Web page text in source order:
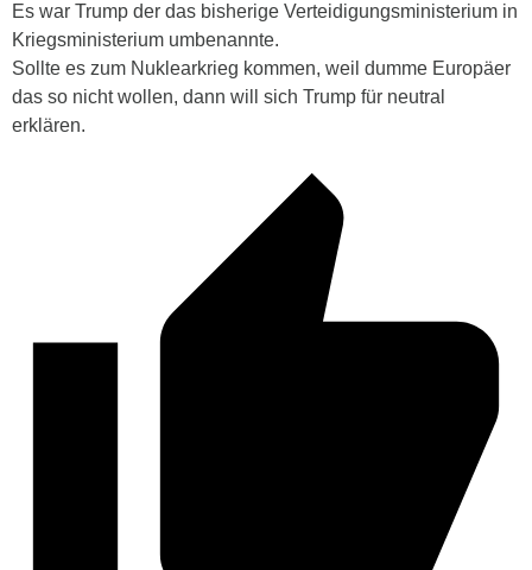
Es war Trump der das bisherige Verteidigungsministerium in
Kriegsministerium umbenannte.
Sollte es zum Nuklearkrieg kommen, weil dumme Europäer
das so nicht wollen, dann will sich Trump für neutral
erklären.